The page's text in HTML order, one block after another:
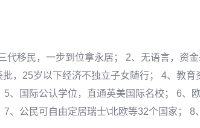
代移民，一步到位拿永居； 2、无语言，资金
，25岁以下经济不独立子女随行； 4、教育
5、国际公认学位，直通英美国际名校； 6、
7、公民可自由定居瑞士\北欧等32个国家； 8